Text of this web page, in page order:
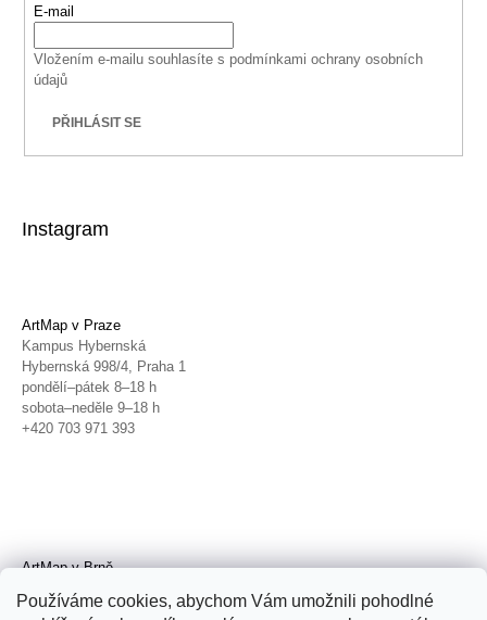
Používáme cookies, abychom Vám umožnili pohodlné
E-mail
Vložením e-mailu souhlasíte s podmínkami ochrany osobních
údajů
PŘIHLÁSIT SE
Instagram
ArtMap v Praze
Kampus Hybernská
Hybernská 998/4, Praha 1
pondělí–pátek 8–18 h
sobota–neděle 9–18 h
+420 703 971 393
ArtMap v Brně
Radnická 4, Brno